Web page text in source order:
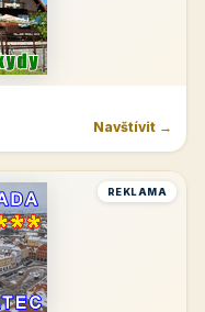
Navštívit →
REKLAMA